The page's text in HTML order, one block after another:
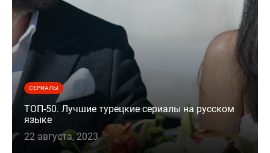
СЕРИАЛЫ
ТОП-50. Лучшие турецкие сериалы на русском
языке
22 августа, 2023